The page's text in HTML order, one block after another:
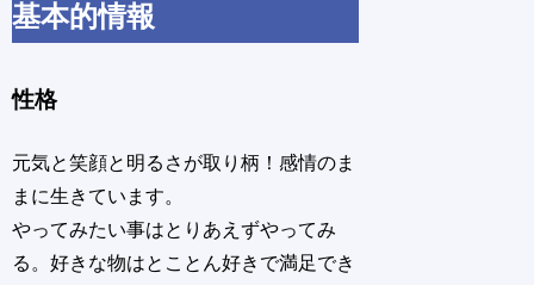
基本的情報
性格
元気と笑顔と明るさが取り柄！感情のま
まに生きています。
やってみたい事はとりあえずやってみ
る。好きな物はとことん好きで満足でき